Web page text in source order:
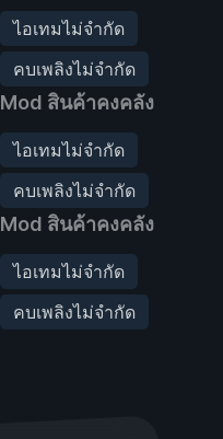
ไอเทมไม่จำกัด
คบเพลิงไม่จำกัด
Mod สินค้าคงคลัง
ไอเทมไม่จำกัด
คบเพลิงไม่จำกัด
Mod สินค้าคงคลัง
ไอเทมไม่จำกัด
คบเพลิงไม่จำกัด